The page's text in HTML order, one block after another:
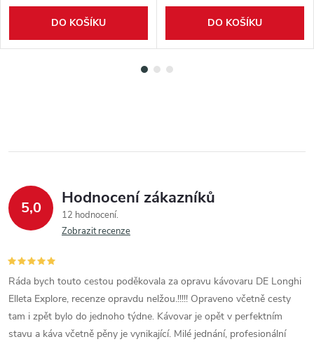
DO KOŠÍKU DO KOŠÍKU
5,0 Hodnocení zákazníků
12 hodnocení
Zobrazit recenze
Ráda bych touto cestou poděkovala za opravu kávovaru DE Longhi
Elleta Explore, recenze opravdu nelžou.!!!!! Opraveno včetně cesty
tam i zpět bylo do jednoho týdne. Kávovar je opět v perfektním
stavu a káva včetně pěny je vynikající. Milé jednání, profesionální